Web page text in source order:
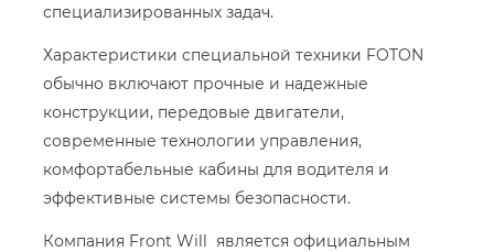
специализированных задач.
Характеристики специальной техники FOTON
обычно включают прочные и надежные
конструкции, передовые двигатели,
современные технологии управления,
комфортабельные кабины для водителя и
эффективные системы безопасности.
Компания Front Will является официальным